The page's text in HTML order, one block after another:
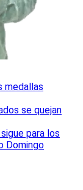
medallas
se quejan
para los
Domingo